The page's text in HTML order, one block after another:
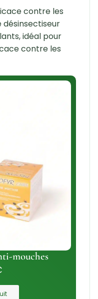
contre les
désinsectiseur
idéal pour
contre les
mouches